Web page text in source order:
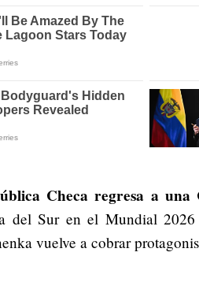
Checa regresa a
del Sur en el Mundial
vuelve a cobrar